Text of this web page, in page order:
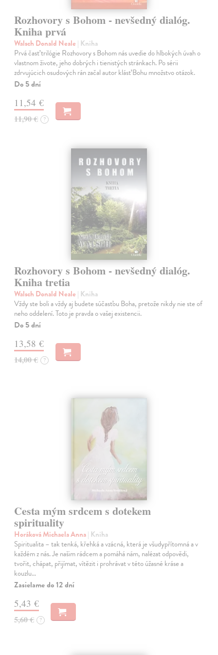
Rozhovory s Bohom - nevšedný dialóg.
Kniha prvá
Walsch Donald Neale | Kniha
Prvá časť trilógie Rozhovory s Bohom nás uvedie do hlbokých úvah o
vlastnom živote, jeho dobrých i tienistých stránkach. Po sérii
zdrvujúcich osudových rán začal autor klásť Bohu množstvo otázok.
Do 5 dní
11,54 €
11,90 € ?
Rozhovory s Bohom - nevšedný dialóg.
Kniha tretia
Walsch Donald Neale | Kniha
Vždy ste boli a vždy aj budete súčasťou Boha, pretože nikdy nie ste of
neho oddelení. Toto je pravda o vašej existencii.
Do 5 dní
13,58 €
14,00 € ?
Cesta mým srdcem s dotekem
spirituality
Horáková Michaela Anna| Kniha
Spiritualita – tak tenká, křehká a vzácná, která je všudypřítomná a v
každém z nás. Je našim rádcem a pomáhá nám, nalézat odpovědi,
tvořit, chápat, přijímat, vítězit i prohrávat v této úžasné kráse a
kouzlu…
Zasielame do 12 dní
5,43 €
5,60 € ?